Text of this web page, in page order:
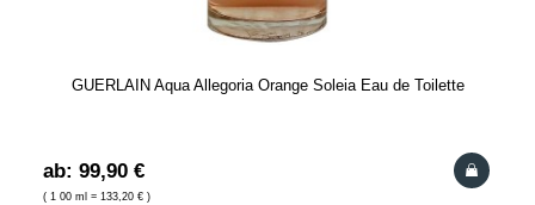
GUERLAIN Aqua Allegoria Orange Soleia Eau de Toilette
ab: 99,90 €
( 1 00 ml = 133,20 € )